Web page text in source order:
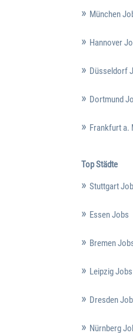
München
Hannover
Düsseldorf
Dortmund
Frankfurt a.
Top Städte
Stuttgart
Essen Jobs
Bremen
Leipzig Jobs
Dresden
Nürnberg